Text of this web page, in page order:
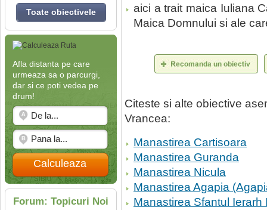
Toate obiectivele
Afla distanta pe care
urmeaza sa o parcurgi,
dar si ce poti vedea pe
drum!
Calculeaza
Forum: Topicuri Noi
aici a trait maica Iuliana
Maica Domnului si ale
Citeste si alte obiective
Vrancea:
Manastirea Cartisoara
Manastirea Guranda
Manastirea Nicula
Manastirea Agapia
Manastirea Sfantul